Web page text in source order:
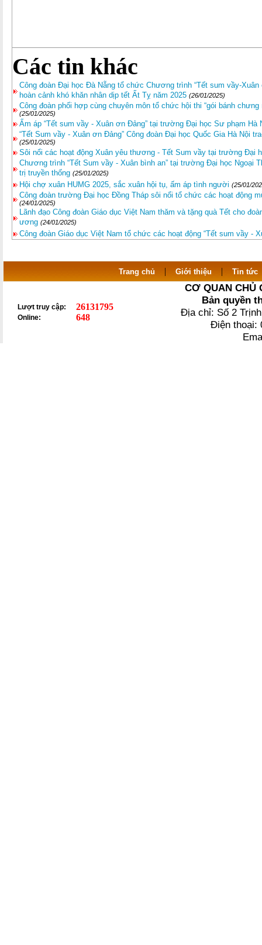
Các tin khác
Công đoàn Đại học Đà Nẵng tổ chức Chương trình “Tết sum vầy-
hoàn cảnh khó khăn nhân dịp tết Ất Tỵ năm 2025 (26/01/2025)
Công đoàn phối hợp cùng chuyên môn tổ chức hội thi “gói bánh
(25/01/2025)
Ấm áp “Tết sum vầy - Xuân ơn Đảng” tại trường Đại học Sư phạm Hà
“Tết Sum vầy - Xuân ơn Đảng” Công đoàn Đại học Quốc Gia Hà Nội
(25/01/2025)
Sôi nổi các hoạt động Xuân yêu thương - Tết Sum vầy tại trường Đại
Chương trình “Tết Sum vầy - Xuân bình an” tại trường Đại học Ngoại
trị truyền thống (25/01/2025)
Hội chợ xuân HUMG 2025, sắc xuân hội tụ, ấm áp tình người (25/01/
Công đoàn trường Đại học Đồng Tháp sôi nổi tổ chức các hoạt động
(24/01/2025)
Lãnh đạo Công đoàn Giáo dục Việt Nam thăm và tặng quà Tết cho
ương (24/01/2025)
Công đoàn Giáo dục Việt Nam tổ chức các hoạt động “Tết sum vầy -
Trang chủ | Giới thiệu | Tin tức
Lượt truy cập: 26131795
Online: 648
CƠ QUAN CHỦ
Bản quyền
Địa chỉ: Số 2
Điện